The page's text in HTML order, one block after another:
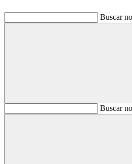
Buscar
BuscarBuscar